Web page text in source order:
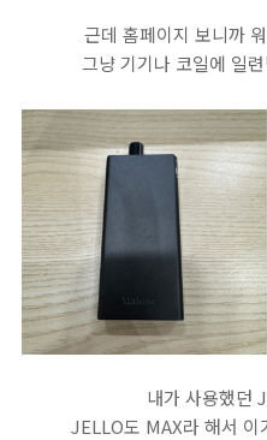
근데 홈페이지 보니까
그냥 기기나 코일에 일
내가 사용했던
JELLO도 MAX라 해서 이